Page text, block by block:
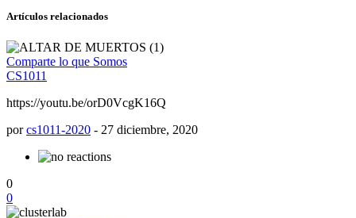
Artículos relacionados
Comparte lo que Somos
CS1011
https://youtu.be/orD0VcgK16Q
porcs1011-2020 - 27 diciembre, 2020
0
0